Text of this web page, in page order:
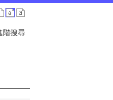
階搜尋